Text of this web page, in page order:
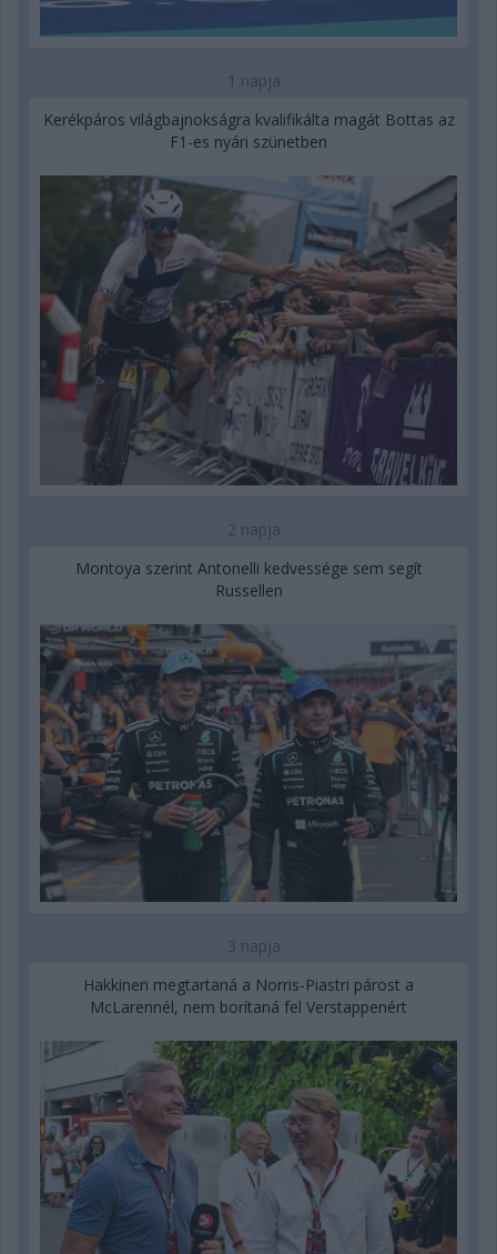
1 napja
Kerékpáros világbajnokságra kvalifikálta magát Bottas az
F1-es nyári szünetben
2 napja
Montoya szerint Antonelli kedvessége sem segít
Russellen
3 napja
Hakkinen megtartaná a Norris-Piastri párost a
McLarennél, nem borítaná fel Verstappenért